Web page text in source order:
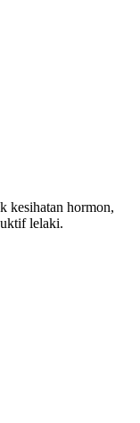
kesihatan hormon,
lelaki.